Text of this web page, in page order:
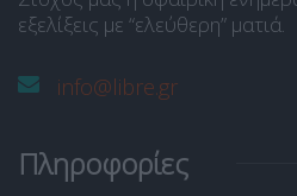
εξελίξεις με “ελεύθερη” ματιά.
info@libre.gr
Πληροφορίες